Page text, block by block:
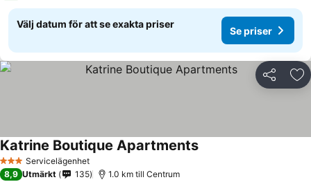
Välj datum för att se exakta priser
Se priser
Dela
3 StjärnorServicelägenhet
Katrine Boutique Apartments
8,9 Utmärkt 135 1.0 km till Centrum